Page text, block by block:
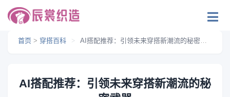
首页 > 穿搭百科 > AI搭配推荐：引领未来穿搭新潮流的秘密武器
AI搭配推荐：引领未来穿搭新潮流的秘